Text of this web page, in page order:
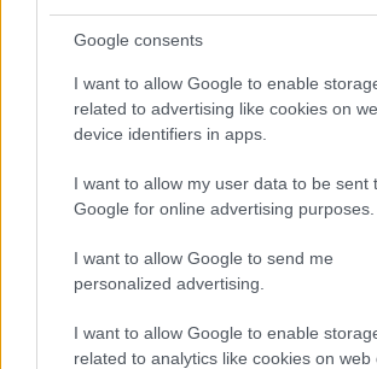
Google consents
I want to allow Google to enable
related to advertising like cookies on
device identifiers in apps.
I want to allow my user data to be sent
Google for online advertising purposes.
I want to allow Google to send me
personalized advertising.
I want to allow Google to enable
related to analytics like cookies on web
EN DEĞERLI TOP 5
Victor Osimhen